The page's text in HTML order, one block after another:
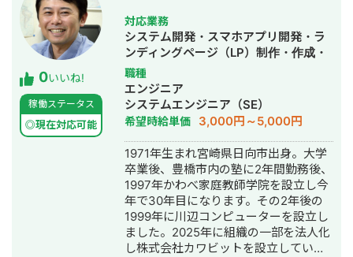
0いいね!
稼働ステータス
◎現在対応可能
対応業務
システム開発・スマホアプリ開発・ラ
ンディングページ（LP）制作・作成・
ECサイト構築・ネットショップ作成代
行・SEO対策・事務代行・ホームペー
ジ制作・作成・バナー制作・デザイ
ン・ロゴデザイン・作成・リスティン
グ広告運用代行・動画制作・動画編
集・AI活用
職種
エンジニア
システムエンジニア（SE）
希望時給単価 3,000円～5,000円
1971年生まれ宮崎県日向市出身。大学
卒業後、豊橋市内の塾に2年間勤務後、
1997年かわべ家庭教師学院を設立し今
年で30年目になります。その2年後の
1999年に川辺コンピューターを設立し
ました。2025年に組織の一部を法人化
し株式会社カワビットを設立していま